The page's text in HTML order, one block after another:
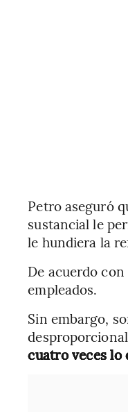
Petro aseguró
sustancial le
le hundiera la
De acuerdo
empleados.
Sin embargo,
cuatro veces lo